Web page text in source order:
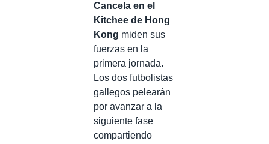
Cancela en el
Kitchee de Hong
Kong miden sus
fuerzas en la
primera jornada.
Los dos futbolistas
gallegos pelearán
por avanzar a la
siguiente fase
compartiendo